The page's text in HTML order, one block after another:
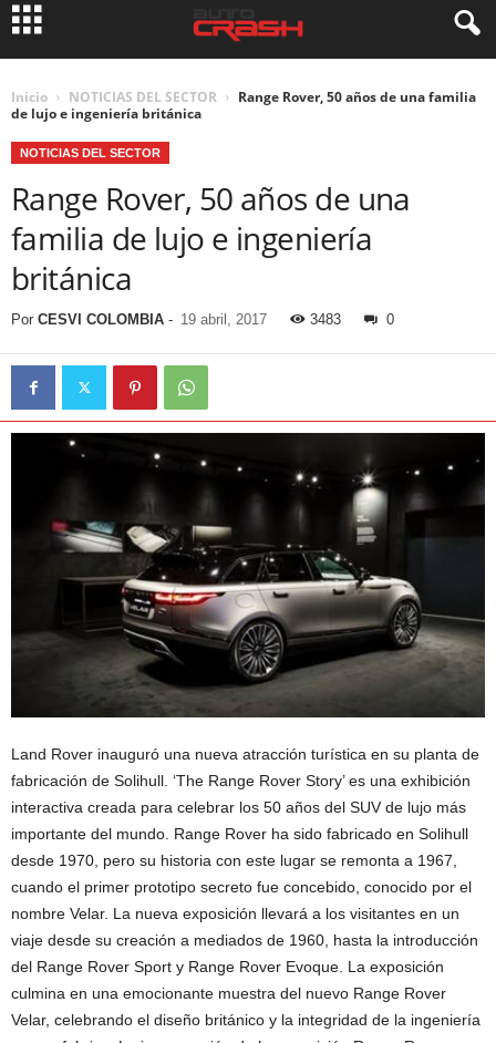
Inicio NOTICIAS DEL SECTOR
Range Rover, 50 años de una familia
de lujo e ingeniería británica
NOTICIAS DEL SECTOR
Range Rover, 50 años de una
familia de lujo e ingeniería
británica
Por CESVI COLOMBIA - 19 abril, 2017 3483 0
Land Rover inauguró una nueva atracción turística en su planta de
fabricación de Solihull. ‘The Range Rover Story’ es una exhibición
interactiva creada para celebrar los 50 años del SUV de lujo más
importante del mundo. Range Rover ha sido fabricado en Solihull
desde 1970, pero su historia con este lugar se remonta a 1967,
cuando el primer prototipo secreto fue concebido, conocido por el
nombre Velar. La nueva exposición llevará a los visitantes en un
viaje desde su creación a mediados de 1960, hasta la introducción
del Range Rover Sport y Range Rover Evoque. La exposición
culmina en una emocionante muestra del nuevo Range Rover
Velar, celebrando el diseño británico y la integridad de la ingeniería